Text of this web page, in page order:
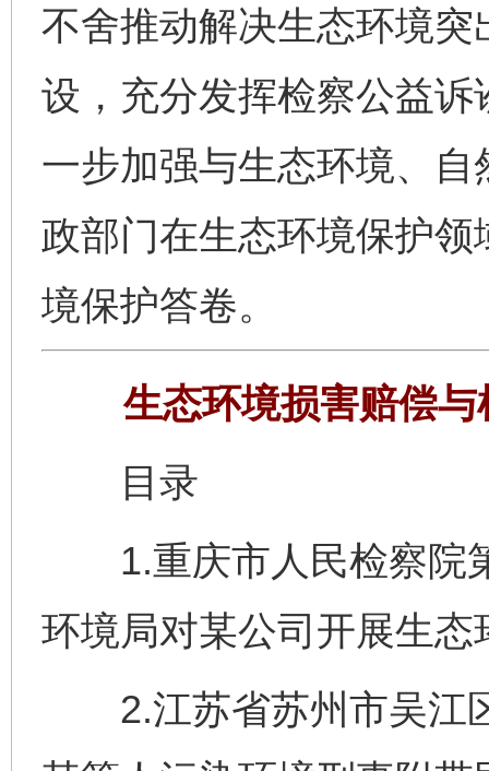
不舍推动解决生态环境
设，充分发挥检察公益
一步加强与生态环境、
政部门在生态环境保护
境保护答卷。
生态环境损害赔偿
目录
1.重庆市人民检察院
环境局对某公司开展生态
2.江苏省苏州市吴江